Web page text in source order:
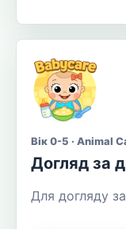
Вік 0-5 · Animal
Догляд за
Для догляду